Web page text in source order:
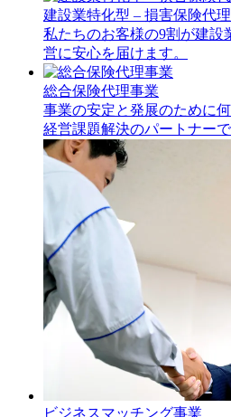
建設業特化型 – 損害保険代
私たちのお客様の9割が建設
営に安心を届けます。
総合保険代理事業
事業の安定と発展のために
経営課題解決のパートナーで
ビジネスマッチング事業